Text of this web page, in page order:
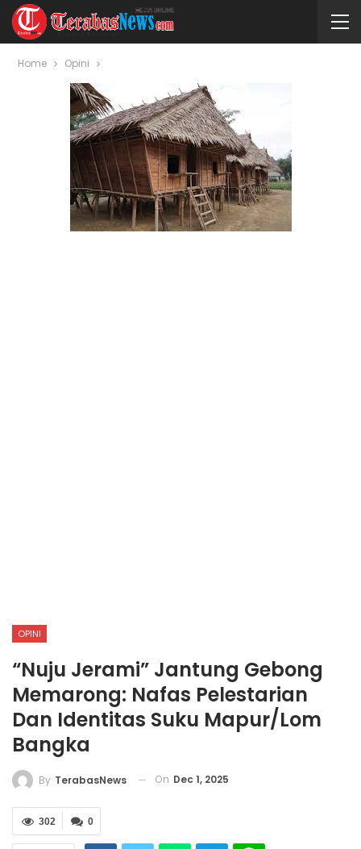
Home Opini
OPINI
“Nuju Jerami” Jantung Gebong
Memarong: Nafas Pelestarian
Dan Identitas Suku Mapur/Lom
Bangka
By TerabasNews On Dec 1, 2025
0
302